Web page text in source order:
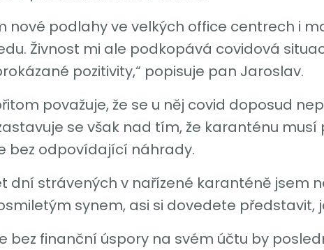
nové podlahy ve velkých office centrech i
Živnost mi ale podkopává covidová
pozitivity,“ popisuje pan Jaroslav.
považuje, že se u něj covid doposud
se však nad tím, že karanténu
bez odpovídající náhrady.
dní strávených v nařízené karanténě jsem
synem, asi si dovedete představit,
bez finanční úspory na svém účtu by